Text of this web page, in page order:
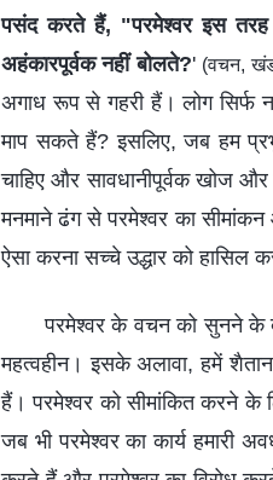
पसंद करते हैं, "परमेश्वर इस तरह
अहंकारपूर्वक नहीं बोलते?' (वचन, खंड
अगाध रूप से गहरी हैं। लोग सिर्फ
माप सकते हैं? इसलिए, जब हम
चाहिए और सावधानीपूर्वक खोज
मनमाने ढंग से परमेश्वर का
ऐसा करना सच्चे उद्धार को हासिल
परमेश्वर के वचन को सुनने के
महत्वहीन। इसके अलावा, हमें
हैं। परमेश्वर को सीमांकित करने
जब भी परमेश्वर का कार्य हमारी